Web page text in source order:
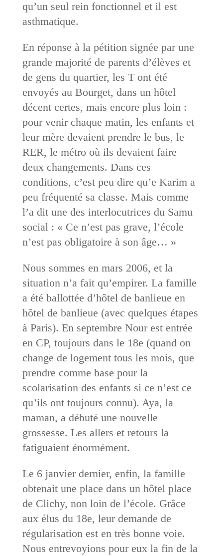
qu’un seul rein fonctionnel et il est
asthmatique.
En réponse à la pétition signée par une
grande majorité de parents d’élèves et
de gens du quartier, les T ont été
envoyés au Bourget, dans un hôtel
décent certes, mais encore plus loin :
pour venir chaque matin, les enfants et
leur mère devaient prendre le bus, le
RER, le métro où ils devaient faire
deux changements. Dans ces
conditions, c’est peu dire qu’e Karim a
peu fréquenté sa classe. Mais comme
l’a dit une des interlocutrices du Samu
social : « Ce n’est pas grave, l’école
n’est pas obligatoire à son âge… »
Nous sommes en mars 2006, et la
situation n’a fait qu’empirer. La famille
a été ballottée d’hôtel de banlieue en
hôtel de banlieue (avec quelques étapes
à Paris). En septembre Nour est entrée
en CP, toujours dans le 18e (quand on
change de logement tous les mois, que
prendre comme base pour la
scolarisation des enfants si ce n’est ce
qu’ils ont toujours connu). Aya, la
maman, a débuté une nouvelle
grossesse. Les allers et retours la
fatiguaient énormément.
Le 6 janvier dernier, enfin, la famille
obtenait une place dans un hôtel place
de Clichy, non loin de l’école. Grâce
aux élus du 18e, leur demande de
régularisation est en très bonne voie.
Nous entrevoyions pour eux la fin de la